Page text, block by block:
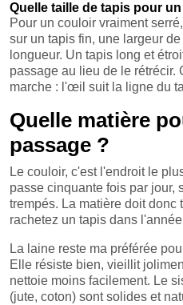
Quelle taille de tapis pour
Pour un couloir vraiment
sur un tapis fin, une largeur
longueur. Un tapis long et
passage au lieu de le rétrécir.
marche : l'œil suit la ligne du
Quelle matière
passage ?
Le couloir, c'est l'endroit le
passe cinquante fois par jour,
trempés. La matière doit donc
rachetez un tapis dans
La laine reste ma préférée
Elle résiste bien, vieillit
nettoie moins facilement. Le
(jute, coton) sont solides et